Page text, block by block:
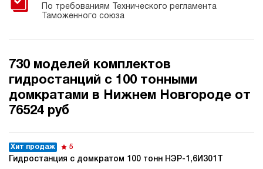
По требованиям Технического регламента
Таможенного союза
730 моделей комплектов
гидростанций с 100 тонными
домкратами в Нижнем Новгороде от
76524 руб
Гидростанция с домкратом 100 тонн НЭР-1,6И301Т
Хит продаж 5